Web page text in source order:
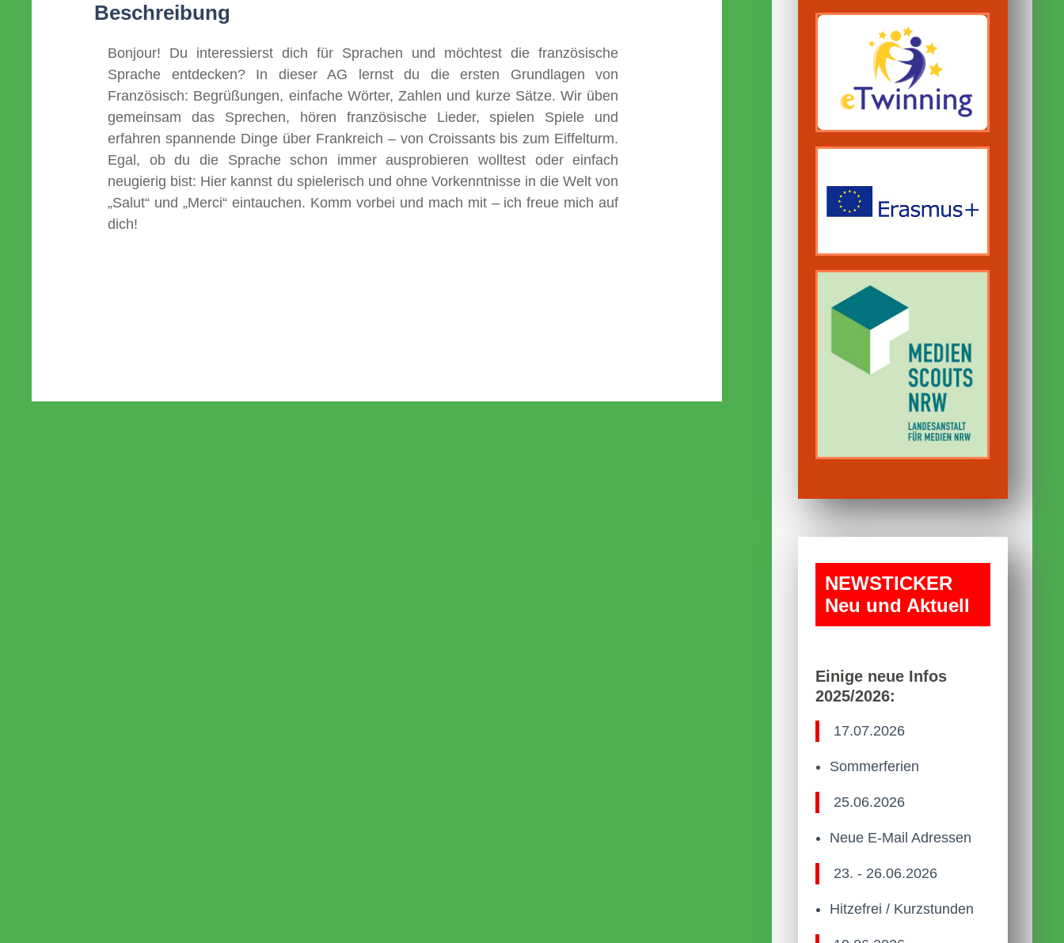
Beschreibung
Bonjour! Du interessierst dich für Sprachen und möchtest die französische
Sprache entdecken? In dieser AG lernst du die ersten Grundlagen von
Französisch: Begrüßungen, einfache Wörter, Zahlen und kurze Sätze. Wir üben
gemeinsam das Sprechen, hören französische Lieder, spielen Spiele und
erfahren spannende Dinge über Frankreich – von Croissants bis zum Eiffelturm.
Egal, ob du die Sprache schon immer ausprobieren wolltest oder einfach
neugierig bist: Hier kannst du spielerisch und ohne Vorkenntnisse in die Welt von
„Salut“ und „Merci“ eintauchen. Komm vorbei und mach mit – ich freue mich auf
dich!
NEWS­TICKER
Neu und Aktuell
Einige neue Infos
2025/2026:
17.07.2026
Sommerferien
25.06.2026
Neue E-Mail Adressen
23. - 26.06.2026
Hitzefrei / Kurzstunden